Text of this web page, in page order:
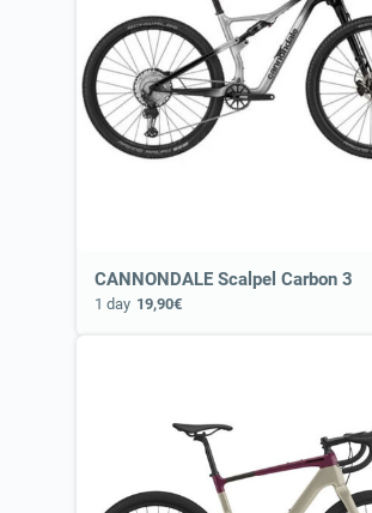
CANNONDALE Scalpel Carbon 3
1 day 19,90€